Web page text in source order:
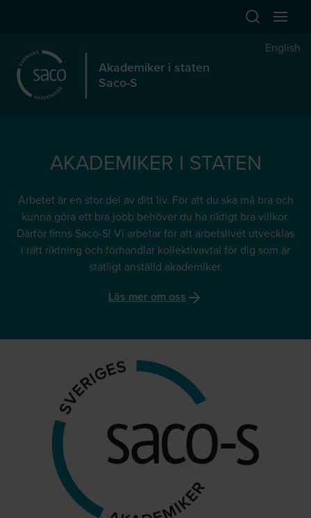
Öppna
Akademiker i staten
Saco-S
English
AKADEMIKER I STATEN
Arbetet är en stor del av ditt liv. För att du ska må bra och
kunna göra ett bra jobb behöver du ha riktigt bra villkor.
Därför finns Saco-S! Vi arbetar för att arbetslivet utvecklas
i rätt riktning och förhandlar kollektivavtal för dig som är
statligt anställd akademiker.
Läs mer om oss